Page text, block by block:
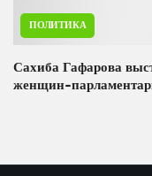
ПОЛИТИКА
Сахиба Гафарова
женщин-